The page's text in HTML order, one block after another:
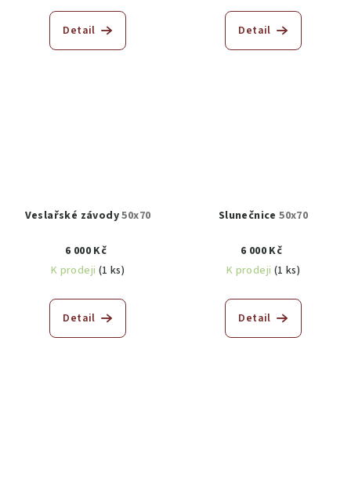
Detail Detail
Veslařské závody50x70
6 000 Kč
K prodeji (1 ks)
Detail
Slunečnice50x70
6 000 Kč
K prodeji (1 ks)
Detail